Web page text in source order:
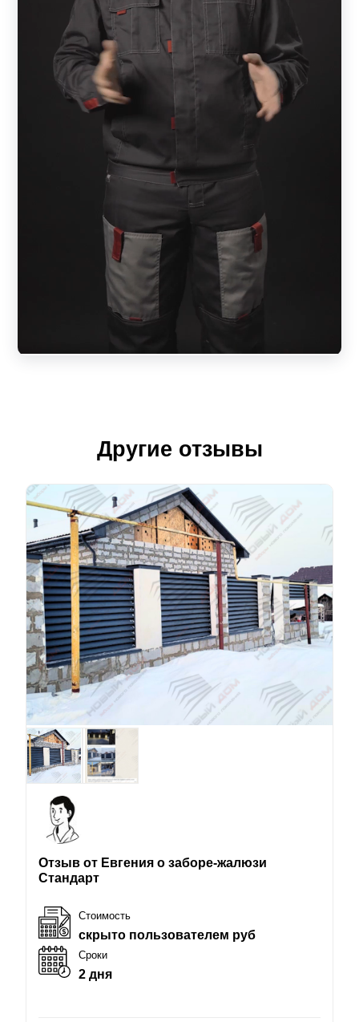
Другие отзывы
Отзыв от Евгения о заборе-жалюзи
Стандарт
Стоимость
скрыто пользователем руб
Сроки
2 дня